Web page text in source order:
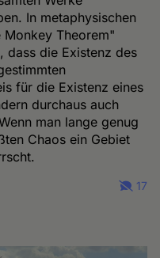
In metaphysischen
Theorem"
dass die Existenz des
für die Existenz eines
durchaus auch
man lange genug
Chaos ein Gebiet
17